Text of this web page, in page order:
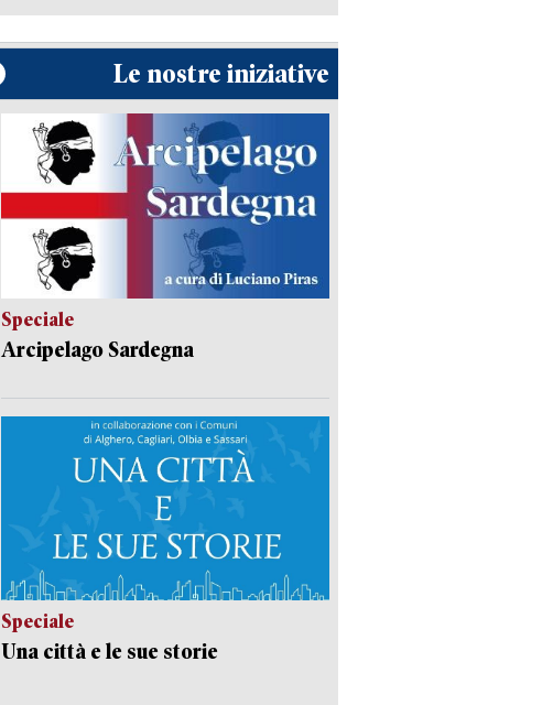
Le nostre iniziative
Speciale
Arcipelago Sardegna
Speciale
Una città e le sue storie